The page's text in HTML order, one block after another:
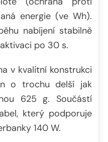
energie (ve Wh).
nabíjení stabilně
po 30 s.
v kvalitní konstrukci
o trochu delší jak
625 g. Součástí
který podporuje
140 W.